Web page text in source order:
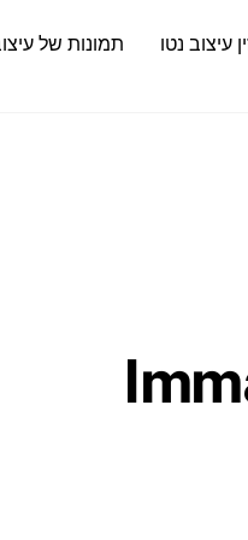
עיצוב נטו תמונות של